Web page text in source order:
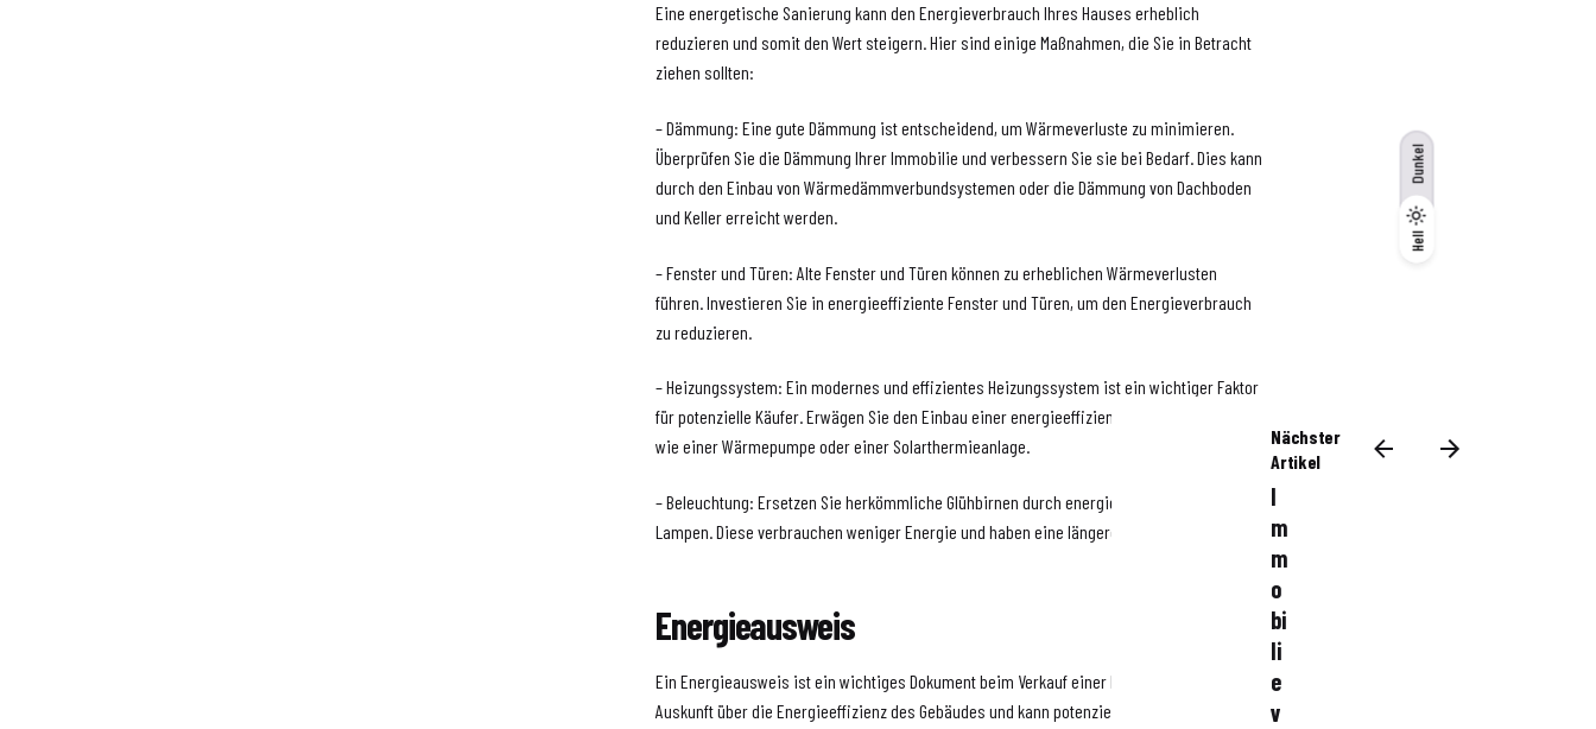
Hell
Dunkel
Hell
Dunkel
Eine energetische Sanierung kann den Energieverbrauch Ihres Hauses erheblich
reduzieren und somit den Wert steigern. Hier sind einige Maßnahmen, die Sie in Betracht
ziehen sollten:
– Dämmung: Eine gute Dämmung ist entscheidend, um Wärmeverluste zu minimieren.
Überprüfen Sie die Dämmung Ihrer Immobilie und verbessern Sie sie bei Bedarf. Dies kann
durch den Einbau von Wärmedämmverbundsystemen oder die Dämmung von Dachboden
und Keller erreicht werden.
– Fenster und Türen: Alte Fenster und Türen können zu erheblichen Wärmeverlusten
führen. Investieren Sie in energieeffiziente Fenster und Türen, um den Energieverbrauch
zu reduzieren.
– Heizungssystem: Ein modernes und effizientes Heizungssystem ist ein wichtiger Faktor
für potenzielle Käufer. Erwägen Sie den Einbau einer energieeffizienten Heizungsanlage
wie einer Wärmepumpe oder einer Solarthermieanlage.
– Beleuchtung: Ersetzen Sie herkömmliche Glühbirnen durch energieeffiziente LED-
Lampen. Diese verbrauchen weniger Energie und haben eine längere Lebensdauer.
Energieausweis
Ein Energieausweis ist ein wichtiges Dokument beim Verkauf einer Immobilie. Er gibt
Auskunft über die Energieeffizienz des Gebäudes und kann potenziellen Käufern helfen, die
Nächster
Artikel
I
m
m
o
bi
li
e
v